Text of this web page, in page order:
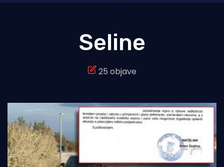
Otoci
Turizam i nautika
Pomorstvo
Seline
25 objave